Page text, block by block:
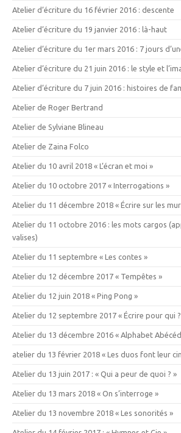
Atelier d’écriture du 16 février 2016 : descente
Atelier d’écriture du 19 janvier 2016 : là-haut
Atelier d’écriture du 1er mars 2016 : 7 jours
Atelier d’écriture du 21 juin 2016 : le style et
Atelier d’écriture du 7 juin 2016 : histoires de
Atelier de Roger Bertrand
Atelier de Sylviane Blineau
Atelier de Zaina Folco
Atelier du 10 avril 2018 « L’écran et moi »
Atelier du 10 octobre 2017 « Interrogations »
Atelier du 11 décembre 2018 « Écrire sur les
Atelier du 11 octobre 2016 : les mots cargos
valises)
Atelier du 11 septembre « Les contes »
Atelier du 12 décembre 2017 « Tempêtes »
Atelier du 12 juin 2018 « Ping Pong »
Atelier du 12 septembre 2017 « Écrire pour qui
Atelier du 13 décembre 2016 « Alphabet
atelier du 13 février 2018 « Les duos font leur
Atelier du 13 juin 2017 : « Qui a peur de quoi ? »
Atelier du 13 mars 2018 « On s’interroge »
Atelier du 13 novembre 2018 « Les sonorités »